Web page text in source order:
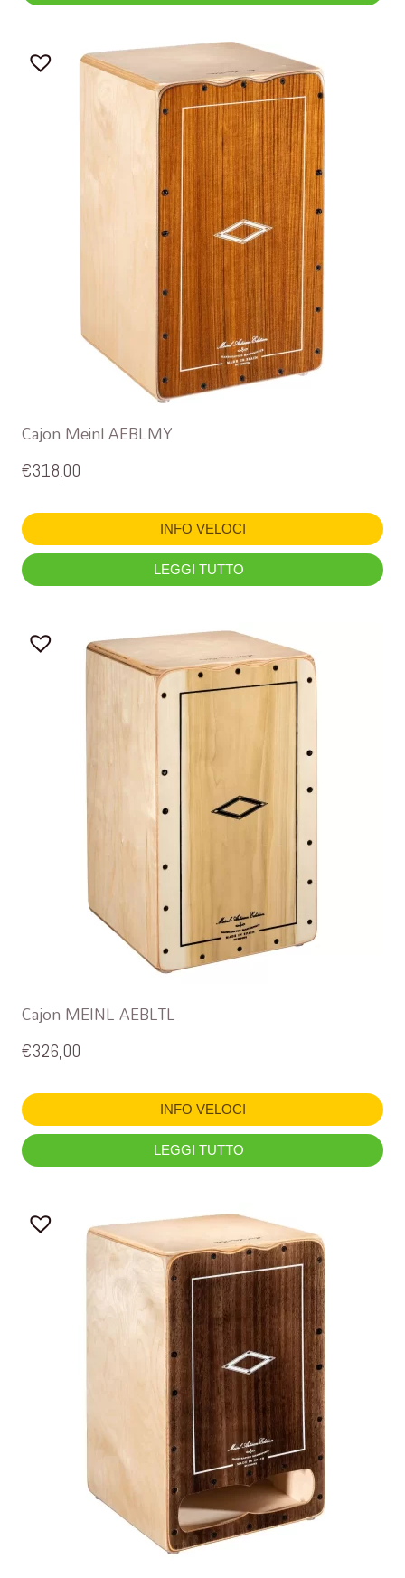
Cajon Meinl AEBLMY
€318,00
INFO VELOCI
LEGGI TUTTO
Cajon MEINL AEBLTL
€326,00
INFO VELOCI
LEGGI TUTTO